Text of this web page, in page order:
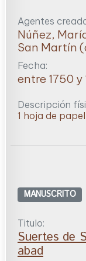
Agentes
Núñez,
San Martín
Fecha:
entre 1750 y
Descripción
1 hoja de
MANUSCRITO
Titulo:
Suertes de
abad